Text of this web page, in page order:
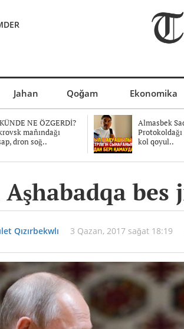
Jahan Qoğam Ekonomika
NE ÖZGERDİ?
mañındağı
dron soğ..
Almasbek
kol qoyul..
bes
Qızırbekwlı 3 Qazan, 2017 sağat 18:19